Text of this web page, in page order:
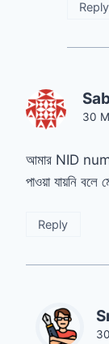
Reply
30
আমার NID
পাওয়া যায়নি
Reply